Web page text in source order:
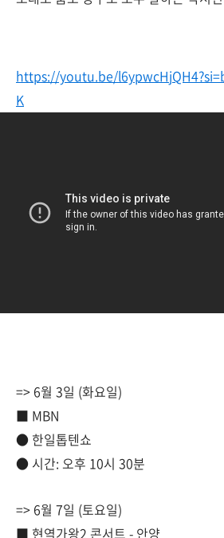
https://youtu.be/
K
=> 6월 3일 (화요일)
■ MBN
● 한일톱텐쇼
● 시간: 오후 10시 30분
=> 6월 7일 (토요일)
■ 현역가왕2 콘서트 - 안양